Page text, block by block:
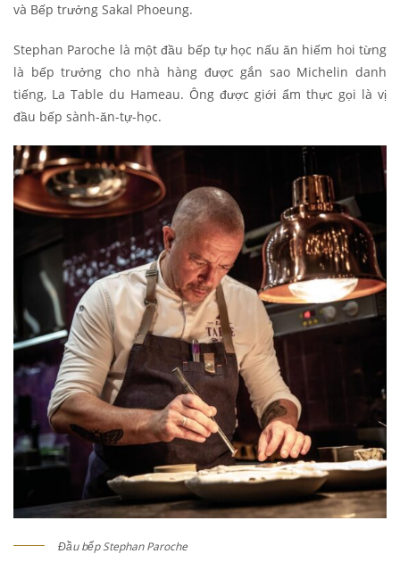
và Bếp trưởng Sakal Phoeung.
Stephan Paroche là một đầu bếp tự học nấu ăn hiếm hoi từng
là bếp trưởng cho nhà hàng được gắn sao Michelin danh
tiếng, La Table du Hameau. Ông được giới ẩm thực gọi là vị
đầu bếp sành-ăn-tự-học.
Đầu bếp Stephan Paroche